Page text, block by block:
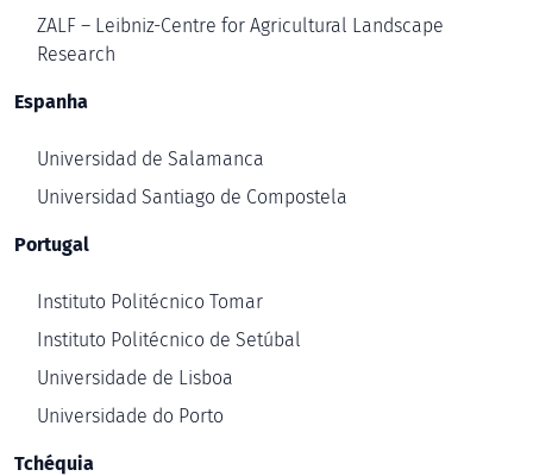
ZALF – Leibniz-Centre for Agricultural Landscape
Research
Espanha
Universidad de Salamanca
Universidad Santiago de Compostela
Portugal
Instituto Politécnico Tomar
Instituto Politécnico de Setúbal
Universidade de Lisboa
Universidade do Porto
Tchéquia